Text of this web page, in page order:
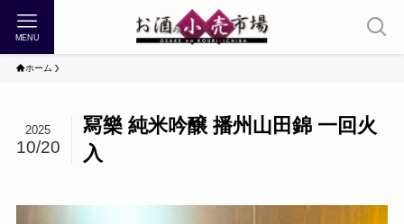
MENU
ホーム
冩樂 純米吟醸 播州山田錦 一回火
入
2025
10/20